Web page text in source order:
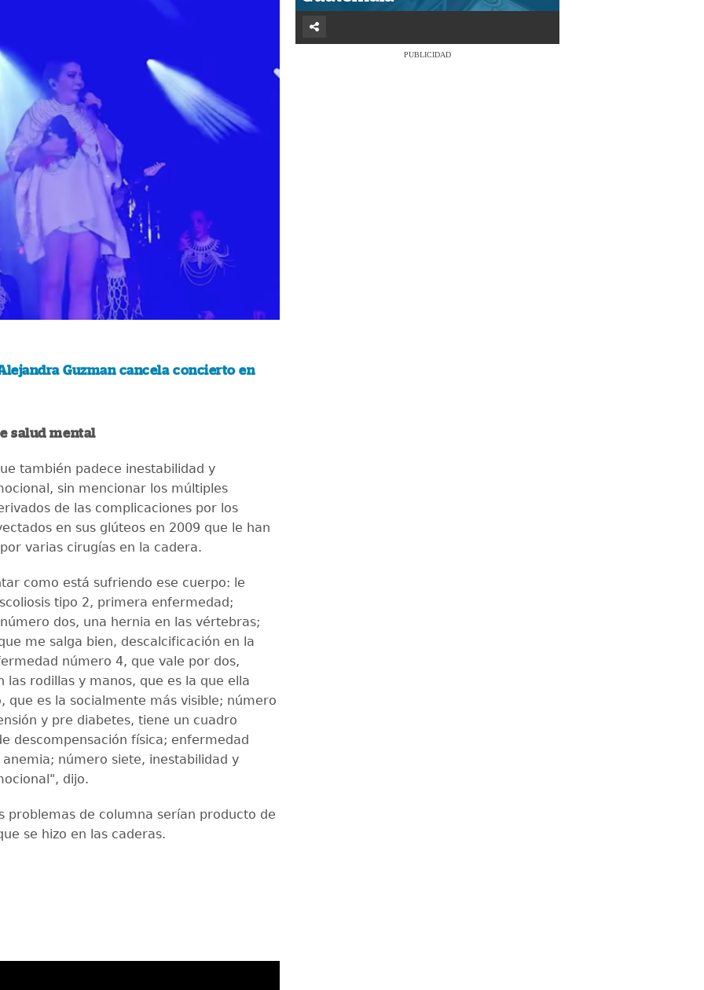
Guzman cancela concierto en
salud mental
también padece inestabilidad y
sin mencionar los múltiples
de las complicaciones por los
en sus glúteos en 2009 que le han
varias cirugías en la cadera.
como está sufriendo ese cuerpo: le
tipo 2, primera enfermedad;
dos, una hernia en las vértebras;
me salga bien, descalcificación en la
número 4, que vale por dos,
las rodillas y manos, que es la que ella
que es la socialmente más visible; número
y pre diabetes, tiene un cuadro
descompensación física; enfermedad
número siete, inestabilidad y
dijo.
problemas de columna serían producto de
se hizo en las caderas.
PUBLICIDAD